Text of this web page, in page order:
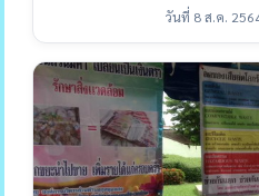
วันที่ 8 ส.ค.